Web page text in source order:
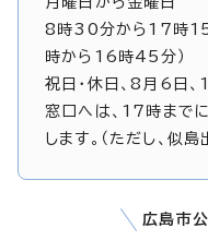
8時30分から17時15
時から16時45分）
祝日・休日、8月6日
窓口へは、17時まで
します。（ただし、似
広島市